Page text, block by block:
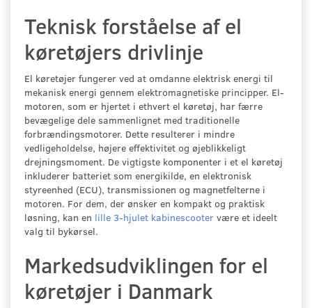
Teknisk forståelse af el
køretøjers drivlinje
El køretøjer fungerer ved at omdanne elektrisk energi til
mekanisk energi gennem elektromagnetiske principper. El-
motoren, som er hjertet i ethvert el køretøj, har færre
bevægelige dele sammenlignet med traditionelle
forbrændingsmotorer. Dette resulterer i mindre
vedligeholdelse, højere effektivitet og øjeblikkeligt
drejningsmoment. De vigtigste komponenter i et el køretøj
inkluderer batteriet som energikilde, en elektronisk
styreenhed (ECU), transmissionen og magnetfelterne i
motoren. For dem, der ønsker en kompakt og praktisk
løsning, kan en lille 3-hjulet kabinescooter være et ideelt
valg til bykørsel.
Markedsudviklingen for el
køretøjer i Danmark